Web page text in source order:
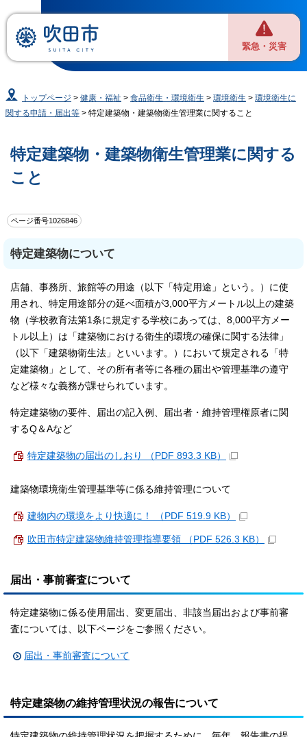
緊急・災害
トップページ >健康・福祉 >食品衛生・環境衛生 >環境衛生 >環境衛生に
関する申請・届出等 > 特定建築物・建築物衛生管理業に関すること
特定建築物・建築物衛生管理業に関する
こと
ページ番号1026846
特定建築物について
店舗、事務所、旅館等の用途（以下「特定用途」という。）に使
用され、特定用途部分の延べ面積が3,000平方メートル以上の建築
物（学校教育法第1条に規定する学校にあっては、8,000平方メー
トル以上）は「建築物における衛生的環境の確保に関する法律」
（以下「建築物衛生法」といいます。）において規定される「特
定建築物」として、その所有者等に各種の届出や管理基準の遵守
など様々な義務が課せられています。
特定建築物の要件、届出の記入例、届出者・維持管理権原者に関
するQ＆Aなど
特定建築物の届出のしおり （PDF 893.3 KB）
建築物環境衛生管理基準等に係る維持管理について
建物内の環境をより快適に！ （PDF 519.9 KB）
吹田市特定建築物維持管理指導要領 （PDF 526.3 KB）
届出・事前審査について
特定建築物に係る使用届出、変更届出、非該当届出および事前審
査については、以下ページをご参照ください。
届出・事前審査について
特定建築物の維持管理状況の報告について